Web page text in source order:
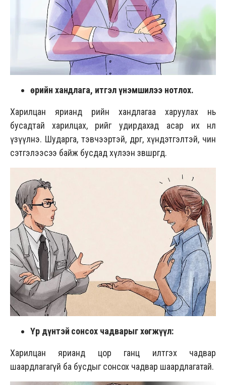
Өөрийн хандлага, итгэл үнэмшилээ нотлох.
Харилцан ярианд өөрийн хандлагаа харуулах нь
бусадтай харилцах, өөрийгөө удирдахад асар их нөлөө
үзүүлнэ. Шударга, тэвчээртэй, өөдрөг, хүндэтгэлтэй, чин
сэтгэлээсээ байж бусдад хүлээн зөвшөөрөгд.
Үр дүнтэй сонсох чадварыг хөгжүүл:
Харилцан ярианд цор ганц илтгэх чадвар
шаардлагагүй ба бусдыг сонсох чадвар шаардлагатай.